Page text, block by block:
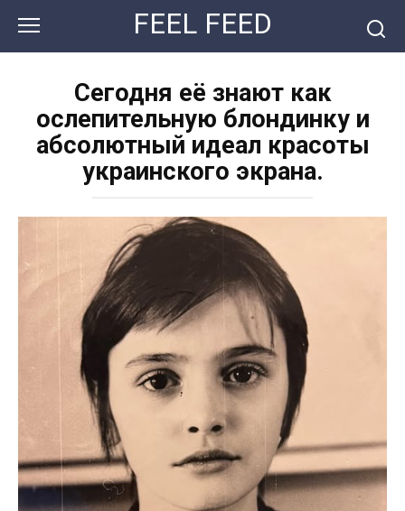
контенту
FEEL FEED
Сегодня её знают как
ослепительную блондинку и
абсолютный идеал красоты
украинского экрана.